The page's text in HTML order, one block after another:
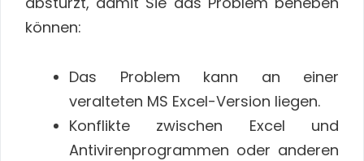
können:
Das Problem kann an einer
veralteten MS Excel-Version liegen.
Konflikte zwischen Excel und
Antivirenprogrammen oder anderen